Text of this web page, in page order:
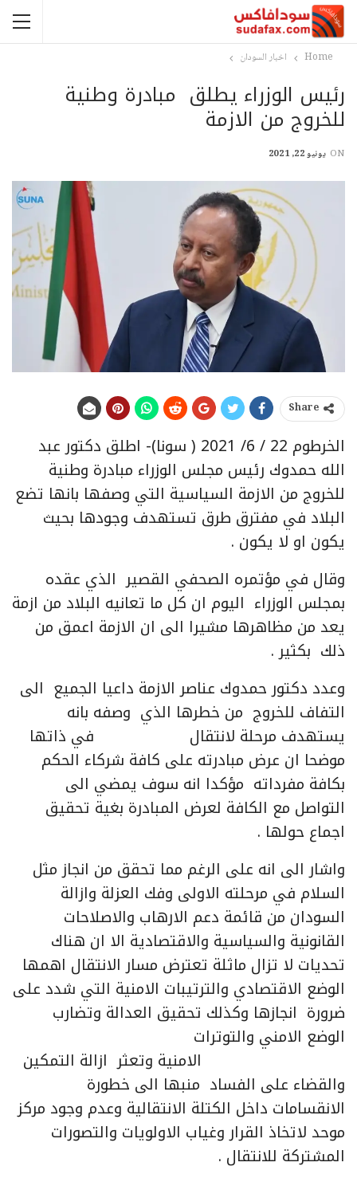
Home اخبار السودان
رئيس الوزراء يطلق مبادرة وطنية
للخروج من الازمة
ON يونيو 22, 2021
Share
الخرطوم 22 / 6/ 2021 ( سونا)- اطلق دكتور عبد
الله حمدوك رئيس مجلس الوزراء مبادرة وطنية
للخروج من الازمة السياسية التي وصفها بانها تضع
البلاد في مفترق طرق تستهدف وجودها بحيث
يكون او لا يكون .
وقال في مؤتمره الصحفي القصير الذي عقده
بمجلس الوزراء اليوم ان كل ما تعانيه البلاد من ازمة
يعد من مظاهرها مشيرا الى ان الازمة اعمق من
ذلك بكثير .
وعدد دكتور حمدوك عناصر الازمة داعيا الجميع الى
التفاف للخروج من خطرها الذي وصفه بانه
يستهدف مرحلة لانتقال في ذاتها
موضحا ان عرض مبادرته على كافة شركاء الحكم
بكافة مفرداته مؤكدا انه سوف يمضي الى
التواصل مع الكافة لعرض المبادرة بغية تحقيق
اجماع حولها .
واشار الى انه على الرغم مما تحقق من انجاز مثل
السلام في مرحلته الاولى وفك العزلة وازالة
السودان من قائمة دعم الارهاب والاصلاحات
القانونية والسياسية والاقتصادية الا ان هناك
تحديات لا تزال ماثلة تعترض مسار الانتقال اهمها
الوضع الاقتصادي والترتيبات الامنية التي شدد على
ضرورة انجازها وكذلك تحقيق العدالة وتضارب
الوضع الامني والتوترات
الامنية وتعثر ازالة التمكين
والقضاء على الفساد منبها الى خطورة
الانقسامات داخل الكتلة الانتقالية وعدم وجود مركز
موحد لاتخاذ القرار وغياب الاولويات والتصورات
المشتركة للانتقال .